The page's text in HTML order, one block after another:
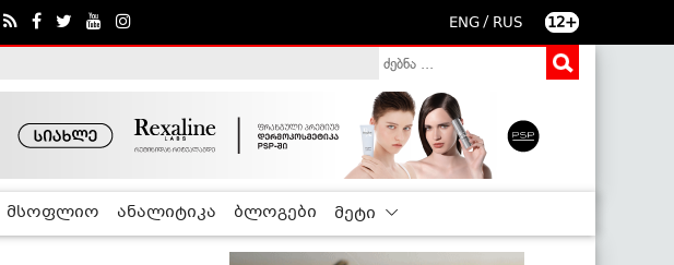
ENG / RUS 12+
მსოფლიო ანალიტიკა ბლოგები მეტი